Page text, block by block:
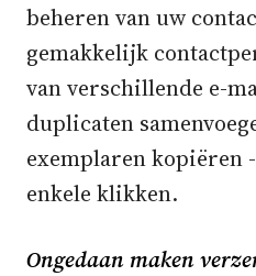
beheren van uw
gemakkelijk
van verschillende e-
duplicaten
exemplaren kopiëren
enkele klikken.
Ongedaan maken